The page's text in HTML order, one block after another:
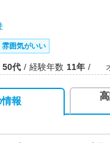
雰囲気がいい
50代 経験年数 11年
情報